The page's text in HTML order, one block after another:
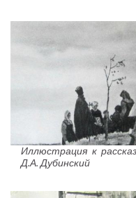
Иллюстрация к
Д.А. Дубинский